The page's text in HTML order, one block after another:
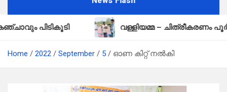
വള്ളിയമ്മ – ചിത്രീകരണം
Home 2022 September 5 ഓണ കിറ്റ് നൽകി